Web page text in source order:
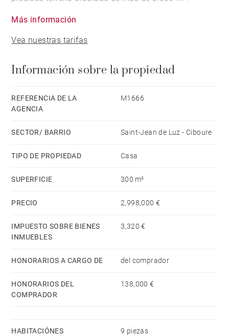
cocina independiente que da a una terraza con vistas
suite.
de baño completan la parte de arriba.
Un garaje.
Más información
Vea nuestras tarifas
Información sobre la propiedad
REFERENCIA DE LA
AGENCIA
M1666
SECTOR/ BARRIO Saint-Jean de Luz - Ciboure
TIPO DE PROPIEDAD Casa
SUPERFICIE 300 m²
PRECIO 2,998,000 €
IMPUESTO SOBRE BIENES
INMUEBLES
3,320 €
HONORARIOS A CARGO DE del comprador
HONORARIOS DEL
COMPRADOR
138,000 €
HABITACIÓNES 9 piezas